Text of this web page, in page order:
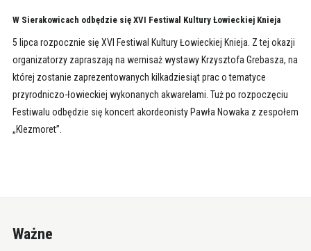
W Sierakowicach odbędzie się XVI Festiwal Kultury Łowieckiej Knieja
5 lipca rozpocznie się XVI Festiwal Kultury Łowieckiej Knieja. Z tej okazji
organizatorzy zapraszają na wernisaż wystawy Krzysztofa Grebasza, na
której zostanie zaprezentowanych kilkadziesiąt prac o tematyce
przyrodniczo-łowieckiej wykonanych akwarelami. Tuż po rozpoczęciu
Festiwalu odbędzie się koncert akordeonisty Pawła Nowaka z zespołem
„Klezmoret”.
Ważne